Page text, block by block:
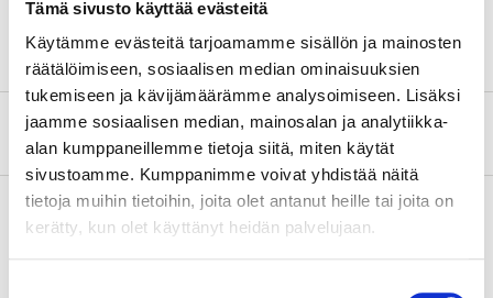
Tämä sivusto käyttää evästeitä
Käytämme evästeitä tarjoamamme sisällön ja mainosten
räätälöimiseen, sosiaalisen median ominaisuuksien
tukemiseen ja kävijämäärämme analysoimiseen. Lisäksi
jaamme sosiaalisen median, mainosalan ja analytiikka-
alan kumppaneillemme tietoja siitä, miten käytät
sivustoamme. Kumppanimme voivat yhdistää näitä
tietoja muihin tietoihin, joita olet antanut heille tai joita on
kerätty, kun olet käyttänyt heidän palvelujaan.
Hårdhet
Om tillverkaren